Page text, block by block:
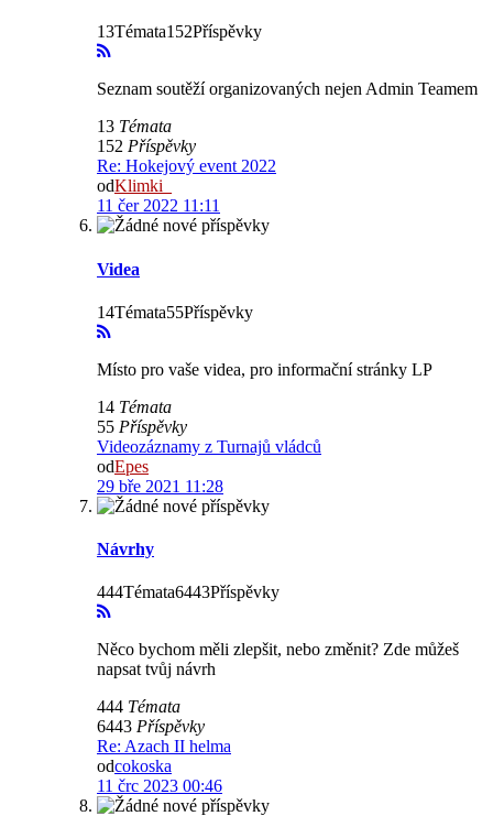
13Témata152Příspěvky
Seznam soutěží organizovaných nejen Admin Teamem
13 Témata
152 Příspěvky
Re: Hokejový event 2022
odKlimki_
11 čer 2022 11:11
Videa
14Témata55Příspěvky
Místo pro vaše videa, pro informační stránky LP
14 Témata
55 Příspěvky
Videozáznamy z Turnajů vládců
odEpes
29 bře 2021 11:28
Návrhy
444Témata6443Příspěvky
Něco bychom měli zlepšit, nebo změnit? Zde můžeš
napsat tvůj návrh
444 Témata
6443 Příspěvky
Re: Azach II helma
odcokoska
11 črc 2023 00:46